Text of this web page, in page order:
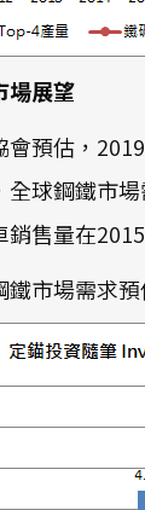
場展望
會預估，
全球鋼鐵市
銷售量在
鐵市場需求